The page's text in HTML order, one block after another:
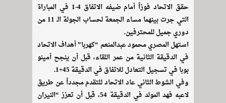
حقق الاتحاد فوزاً أمام ضيفه الاتفاق 4-1 في المباراة
التي جرت بينهما مساء الجمعة لحساب الجولة الـ 11 من
دوري جميل للمحترفين.
استهل المصري محمود عبدالمنعم “كهربا” أهداف الاتحاد
في الدقيقة الثانية من عمر اللقاء، قبل أن ينجح أمينو
بوبا في تسجيل التعادل للاتفاق في الدقيقة 45+1.
وفي الشوط الثاني عاد الاتحاد للتقدم مجدداً عن طريق
لاعبه فهد المولد في الدقيقة 54، قبل أن تعزز “النيران